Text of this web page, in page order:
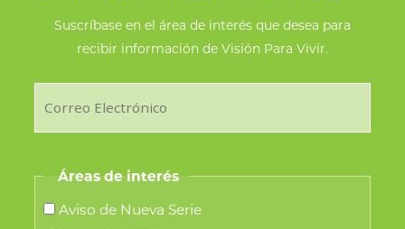
Suscríbase en el área de interés que desea para
recibir información de Visión Para Vivir.
Áreas de interés
Aviso de Nueva Serie